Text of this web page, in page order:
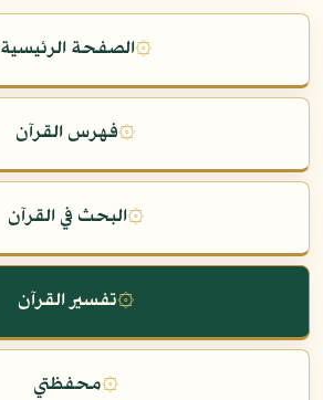
۞الصفحة الرئيسية
۞فهرس القرآن
۞البحث في القرآن
۞تفسير القرآن
۞محفظتي